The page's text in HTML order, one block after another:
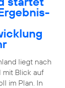
liegt nach
mit Blick auf
im Plan. In